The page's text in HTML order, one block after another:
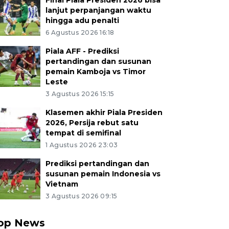
lanjut perpanjangan waktu
hingga adu penalti
6 Agustus 2026 16:18
Piala AFF - Prediksi
pertandingan dan susunan
pemain Kamboja vs Timor
Leste
3 Agustus 2026 15:15
Klasemen akhir Piala Presiden
2026, Persija rebut satu
tempat di semifinal
1 Agustus 2026 23:03
Prediksi pertandingan dan
susunan pemain Indonesia vs
Vietnam
3 Agustus 2026 09:15
News